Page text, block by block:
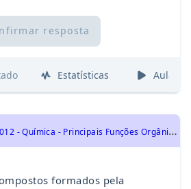
resposta
Estatísticas Aulas
U
ERJ 2012 - Química - Principais Funções Orgânicas: Funções Oxigenadas: Álcool, Fenol e Enol., Química Orgânica, Principais Funções Orgânicas: Funções Nitrogenadas: Amina, Amida, Nitrila, Isonitrila e Nitro Composto.
formados pela